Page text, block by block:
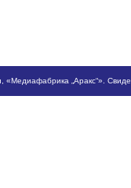
, «Медиафабрика „Аракс“».